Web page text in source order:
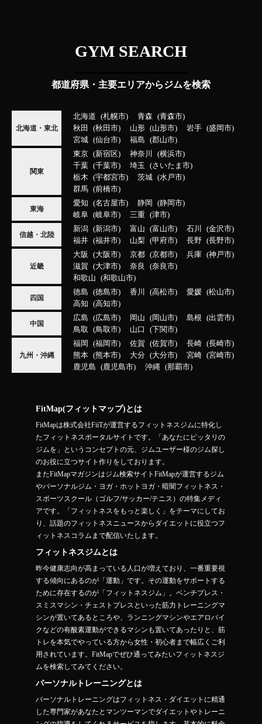
GYM SEARCH
都道府県・主要エリアからジムを検索
北海道・東北
北海道 札幌市 青森
青森市
秋田
秋田市 山形 山形市 岩手
盛岡市
宮城
仙台市 福島 郡山市
関東
東京 新宿区 神奈川
横浜市
千葉
千葉市 埼玉
さいたま市
栃木
宇都宮市 茨城
水戸市
群馬
前橋市
東海
愛知 名古屋市 静岡
静岡市
岐阜
岐阜市 三重 津市
信越・北陸
新潟 新潟市 富山 富山市 石川
金沢市
福井
福井市 山梨 甲府市 長野 長野市
近畿
大阪 大阪市 京都 京都市 兵庫
神戸市
滋賀
大津市 奈良
奈良市
和歌山
和歌山市
四国
徳島 徳島市 香川 高松市 愛媛
松山市
高知
高知市
中国
広島 広島市 岡山 岡山市 島根
出雲市
鳥取
鳥取市 山口 下関市
九州・沖縄
福岡 福岡市 佐賀 佐賀市 長崎
長崎市
熊本
熊本市 大分 大分市 宮崎
宮崎市
鹿児島
鹿児島市 沖縄 那覇市
FitMap(フィットマップ)とは
FitMapは株式会社FiiTが運営するフィットネスジムに特化し
たフィットネスポータルサイトです。「あなたにピッタリの
ジムを」というコンセプトの元、ジムユーザー様のジム探し
のお役に立つサイト作りをしております。
またFitMapマガジンはジム検索サイトFitMapが運営するジム
やパーソナルジム・ヨガ・ホットヨガ・暗闇フィットネス・
スポーツスクール（ゴルフ/サッカー/テニス）の特集メディ
アです。「フィットネスをもっと楽しく」をテーマにしてお
り、話題のフィットネスニュースからダイエットに役立つフ
ィットネスコラムまで配信いたします。
フィットネスジムとは
昨今健康志向が高まっている人口が増えており、一番重要視
する傾向にあるのが「運動」です。その運動をサポートする
ために存在するのが「フィットネスジム」。ベンチプレス・
スミスマシン・チェストプレスといった筋力トレーニングマ
シンが置いてあるところや、ランニングマシンやエアロバイ
クなどの有酸素運動ができるマシンも置いてあったりと、筋
トレを本気でやっている方から女性・初心者まで幅広くご利
用されています。FitMapでぜひ通ってみたいフィットネスジ
ムを検索してみてください。
パーソナルトレーニングとは
パーソナルトレーニングはフィットネス・ダイエットに精通
した専門家があなたとマンツーマンでダイエットやトレーニ